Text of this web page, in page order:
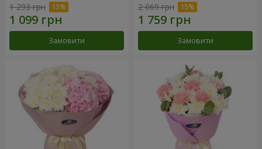
1 293 грн
Замовити
2 069 грн
Замовити